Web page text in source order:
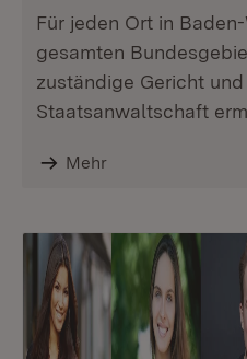
Für jeden Ort in
gesamten
zuständige Gericht
Staatsanwaltschaft
Mehr